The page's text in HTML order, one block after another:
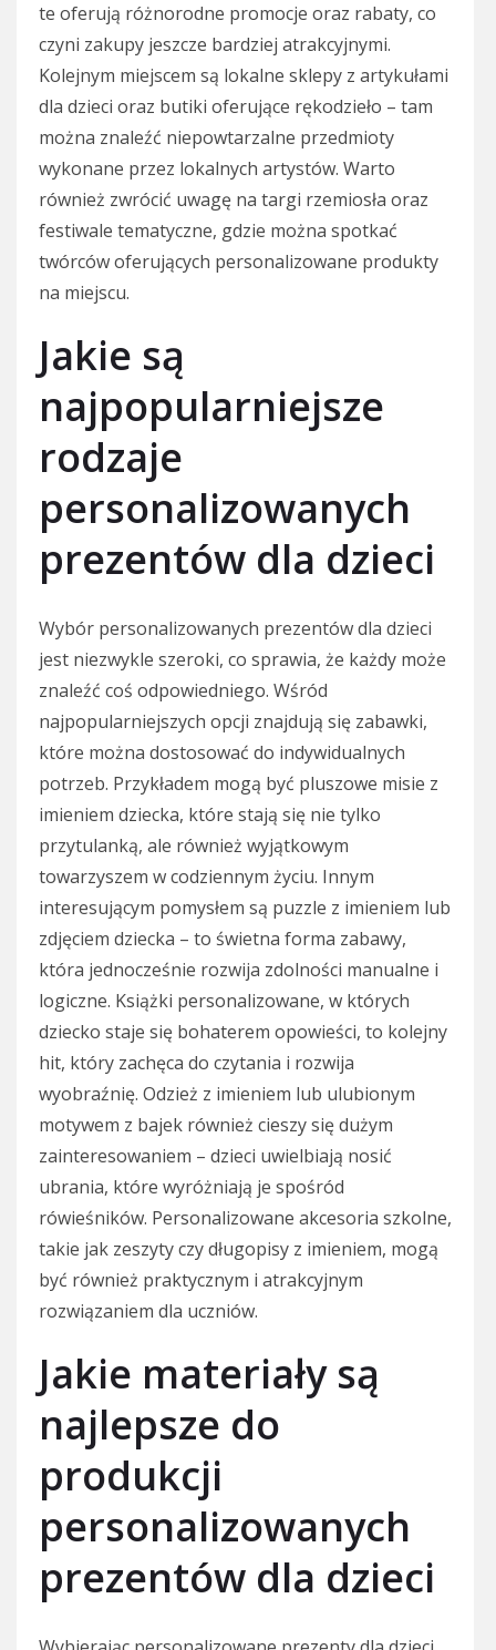
te oferują różnorodne promocje oraz rabaty, co
czyni zakupy jeszcze bardziej atrakcyjnymi.
Kolejnym miejscem są lokalne sklepy z artykułami
dla dzieci oraz butiki oferujące rękodzieło – tam
można znaleźć niepowtarzalne przedmioty
wykonane przez lokalnych artystów. Warto
również zwrócić uwagę na targi rzemiosła oraz
festiwale tematyczne, gdzie można spotkać
twórców oferujących personalizowane produkty
na miejscu.
Jakie są
najpopularniejsze
rodzaje
personalizowanych
prezentów dla dzieci
Wybór personalizowanych prezentów dla dzieci
jest niezwykle szeroki, co sprawia, że każdy może
znaleźć coś odpowiedniego. Wśród
najpopularniejszych opcji znajdują się zabawki,
które można dostosować do indywidualnych
potrzeb. Przykładem mogą być pluszowe misie z
imieniem dziecka, które stają się nie tylko
przytulanką, ale również wyjątkowym
towarzyszem w codziennym życiu. Innym
interesującym pomysłem są puzzle z imieniem lub
zdjęciem dziecka – to świetna forma zabawy,
która jednocześnie rozwija zdolności manualne i
logiczne. Książki personalizowane, w których
dziecko staje się bohaterem opowieści, to kolejny
hit, który zachęca do czytania i rozwija
wyobraźnię. Odzież z imieniem lub ulubionym
motywem z bajek również cieszy się dużym
zainteresowaniem – dzieci uwielbiają nosić
ubrania, które wyróżniają je spośród
rówieśników. Personalizowane akcesoria szkolne,
takie jak zeszyty czy długopisy z imieniem, mogą
być również praktycznym i atrakcyjnym
rozwiązaniem dla uczniów.
Jakie materiały są
najlepsze do
produkcji
personalizowanych
prezentów dla dzieci